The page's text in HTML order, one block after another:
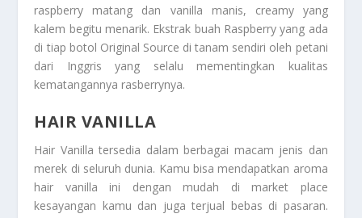
raspberry matang dan vanilla manis, creamy yang
kalem begitu menarik. Ekstrak buah Raspberry yang ada
di tiap botol Original Source di tanam sendiri oleh petani
dari Inggris yang selalu mementingkan kualitas
kematangannya rasberrynya.
HAIR VANILLA
Hair Vanilla tersedia dalam berbagai macam jenis dan
merek di seluruh dunia. Kamu bisa mendapatkan aroma
hair vanilla ini dengan mudah di market place
kesayangan kamu dan juga terjual bebas di pasaran.